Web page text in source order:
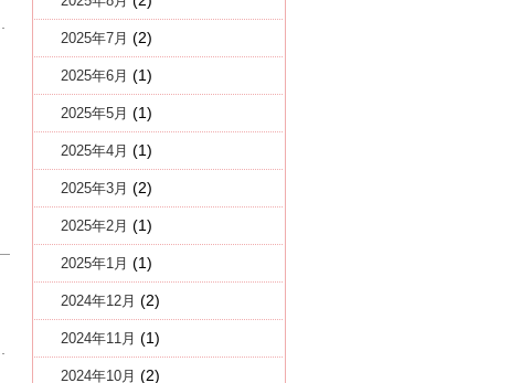
2025年7月 (2)
2025年6月 (1)
2025年5月 (1)
2025年4月 (1)
2025年3月 (2)
2025年2月 (1)
2025年1月 (1)
2024年12月 (2)
2024年11月 (1)
2024年10月 (2)